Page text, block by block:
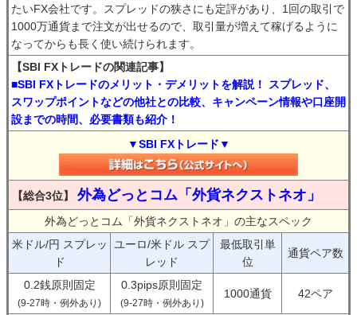
たいFX会社です。スプレッドの狭さにも定評があり、1回の取引で
1000万通貨まで注文が出せるので、取引量が増えて稼げるように
なってからも長く使い続けられます。
【SBI FXトレードの関連記事】
■SBI FXトレードのメリット・デメリットを解説！ スプレッド、
スワップポイントなどの他社との比較、キャンペーン情報や口座開
設までの時間、必要書類も紹介！
▼SBI FXトレード▼
【総合3位】 外為どっとコム「外貨ネクストネオ」
外為どっとコム「外貨ネクストネオ」の主なスペック
米ドル/円 スプレッ
ド
ユーロ/米ドル スプ
レッド
最低取引単
位
通貨ペア数
0.2銭原則固定
(9-27時・例外あり)
0.3pips原則固定
(9-27時・例外あり)
1000通貨 42ペア